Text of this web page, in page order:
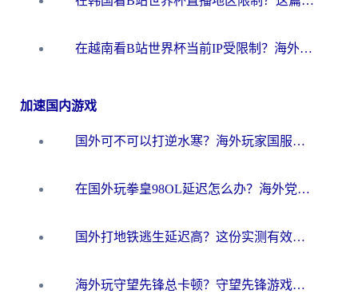
在越南看B站世界杯当前IP受限制？海外党体育观赛终极指南来了
加速国内游戏
国外可不可以打逆水寒？海外玩家国服畅玩终极指南（附漫威荒野乱斗加速方案）
在国外玩拳皇98OL延迟怎么办？海外党亲测有效的低延迟指南
国外打地铁逃生延迟高？这份实测有效的低延迟指南帮你吃鸡
海外玩守望先锋总卡顿？守望先锋游戏加速器在哪里买&避坑指南（附欧洲非洲游戏实测）